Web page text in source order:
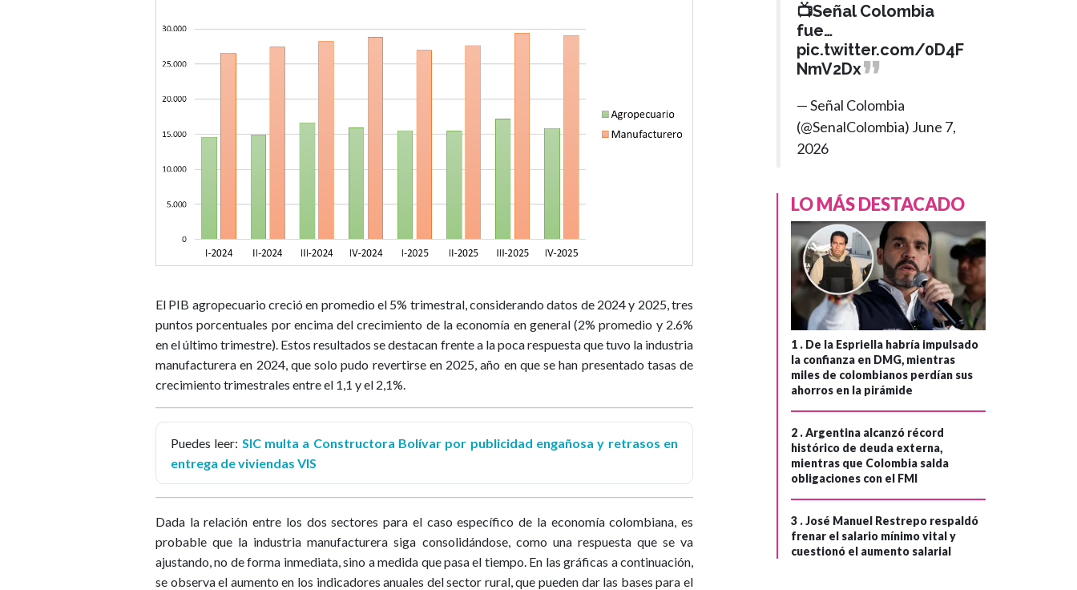
El PIB agropecuario creció en promedio el 5% trimestral, considerando datos de 2024 y 2025, tres
puntos porcentuales por encima del crecimiento de la economía en general (2% promedio y 2.6%
en el último trimestre). Estos resultados se destacan frente a la poca respuesta que tuvo la industria
manufacturera en 2024, que solo pudo revertirse en 2025, año en que se han presentado tasas de
crecimiento trimestrales entre el 1,1 y el 2,1%.
Puedes leer: SIC multa a Constructora Bolívar por publicidad engañosa y retrasos en
entrega de viviendas VIS
Dada la relación entre los dos sectores para el caso específico de la economía colombiana, es
probable que la industria manufacturera siga consolidándose, como una respuesta que se va
ajustando, no de forma inmediata, sino a medida que pasa el tiempo. En las gráficas a continuación,
se observa el aumento en los indicadores anuales del sector rural, que pueden dar las bases para el
📺Señal Colombia
fue…
pic.twitter.com/0D4F
NmV2Dx
— Señal Colombia
(@SenalColombia) June 7,
2026
LO MÁS DESTACADO
1 . De la Espriella habría impulsado
la confianza en DMG, mientras
miles de colombianos perdían sus
ahorros en la pirámide
2 .Argentina alcanzó récord
histórico de deuda externa,
mientras que Colombia salda
obligaciones con el FMI
3 .José Manuel Restrepo respaldó
frenar el salario mínimo vital y
cuestionó el aumento salarial